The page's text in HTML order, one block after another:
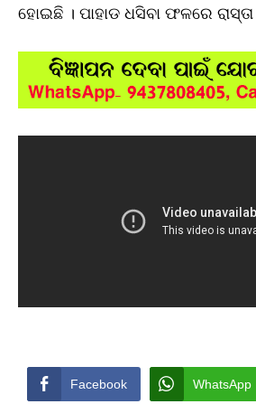
ହୋଇଛି । ପାହାଡ ଧସିବା ଫଳରେ
Facebook WhatsApp